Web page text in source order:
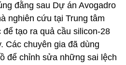
đằng sau Dự án Avogadro
nghiên cứu tại Trung tâm
tạo ra quả cầu silicon-28
Các chuyên gia đã dùng
để chỉnh sửa những sai lệch